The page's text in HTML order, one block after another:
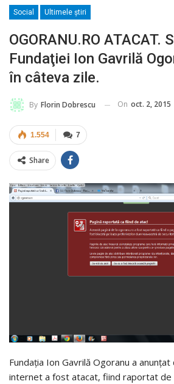
Social Ultimele ştiri
OGORANU.RO ATACAT.
Fundaţiei Ion Gavrilă
în câteva zile.
By Florin Dobrescu On oct. 2, 2015
7
1.554
Share
Fundaţia Ion Gavrilă Ogoranu a
internet a fost atacat, fiind raportat